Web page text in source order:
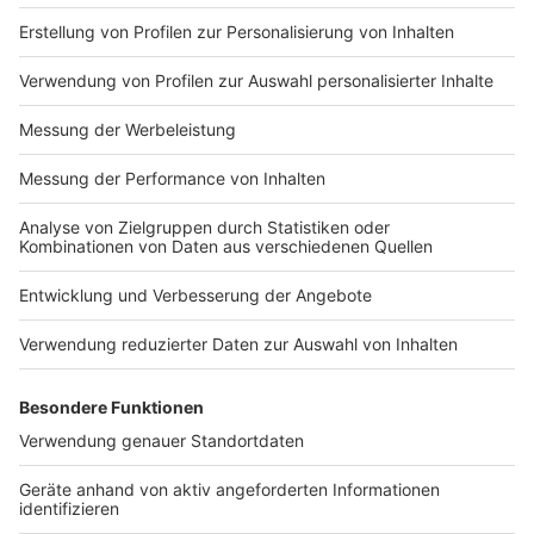
Anzeige
Motiv zeichnen (äußere u. innere Linie)
ausschneiden o. prickeln
Folie grob zurechtschneiden
abschneiden
dekorieren: Transparentpapier-Stückchen, Glitzer,
Pailletten
Sollte nach dem Dekorieren noch Klebefläche frei sein,
das Fensterbild direkt mit der klebenden Seite
auf einer Scheibe anbringen oder